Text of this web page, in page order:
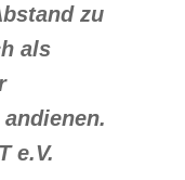
zu
als
e.V.